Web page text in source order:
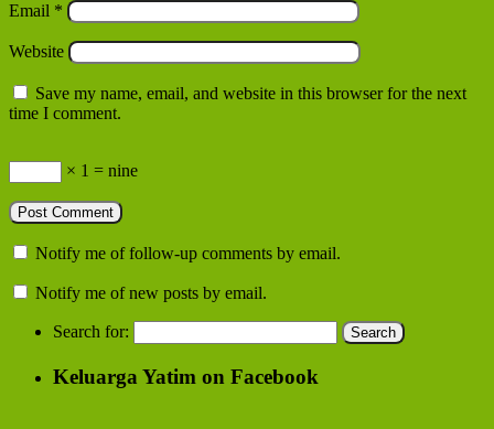
Email *
Website
Save my name, email, and website in this browser for the next
time I comment.
× 1 = nine
Notify me of follow-up comments by email.
Notify me of new posts by email.
Search for:
Keluarga Yatim on Facebook